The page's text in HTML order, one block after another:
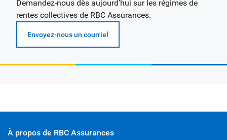
Canada, dont
Demandez-nous dès aujourd’hui sur les régimes de
rentes collectives de RBC Assurances.
Envoyez-nous un courriel
À propos de RBC Assurances